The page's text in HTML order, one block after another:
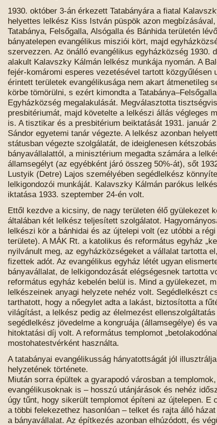
1930. október 3-án érkezett Tatabányára a fiatal
helyettes lelkész Kiss István püspök azon
Tatabánya, Felsőgalla, Alsógalla és Bánhida területén
bányatelepen evangélikus misziói kört, majd
szervezzen. Az önálló evangélikus egyházközség 1930.
alakult Kalavszky Kálmán lelkész munkája nyomán. A
fejér-komáromi esperes vezetésével tartott közgyűlésen
érintett területek evangélikusága nem akart átmenetileg
körbe tömörülni, s ezért kimondta a
Egyházközség megalakulását. Megválasztotta
presbitériumát, majd követelte a lelkészi állás végleges
is. A tisztikar és a presbitérium beiktatását 1931. január
Sándor egyetemi tanár végezte. A lelkész azonban
státusban végezte szolgálatát, de ideiglenesen
bányavállalattól, a minisztérium megadta számára a
államsegélyt (az egyébként járó összeg 50%-át), sőt
Lustyik (Detre) Lajos személyében segédlelkész
lelkigondozói munkáját. Kalavszky Kálmán parókus
iktatása 1933. szeptember 24-én volt.
Ettől kezdve a kicsiny, de nagy területen élő gyülekezet
általában két lelkész teljesített szolgálatot.
lelkészi kör a bánhidai és az újtelepi volt (ez utóbbi a régi
területe). A MÁK Rt. a katolikus és református egyház
nyilvánult meg, az egyházközségeket a vállalat tartotta
fizettek adót. Az evangélikus egyház létét ugyan
bányavállalat, de lelkigondozását elégségesnek tartotta
református egyház kebelén belül is. Mind a gyülekezet,
lelkészeinek anyagi helyzete nehéz volt. Segédlelkészt
tarthatott, hogy a nőegylet adta a lakást, biztosította a
világítást, a lelkész pedig az élelmezést ellenszolgáltatás
segédlelkész jövedelme a kongruája (államsegélye) és
hitoktatási díj volt. A református templomot
mostohatestvérként használta.
A tatabányai evangélikusság hányatottságát jól
helyzetének története.
Miután sorra épültek a gyarapodó városban a
evangélikusoknak is – hosszú utánjárások és nehéz
úgy tűnt, hogy sikerült templomot építeni az újtelepen. E
a többi felekezethez hasonlóan – telket és rajta álló
a bányavállalat. Az építkezés azonban elhúzódott, és